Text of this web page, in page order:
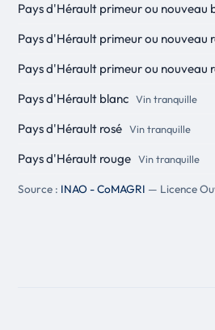
Pays d'Hérault primeur ou nouveau
Pays d'Hérault primeur ou nouveau
Pays d'Hérault primeur ou nouveau
Pays d'Hérault blanc Vin tranquille
Pays d'Hérault rosé Vin tranquille
Pays d'Hérault rouge Vin tranquille
Source : INAO - CoMAGRI — Licence